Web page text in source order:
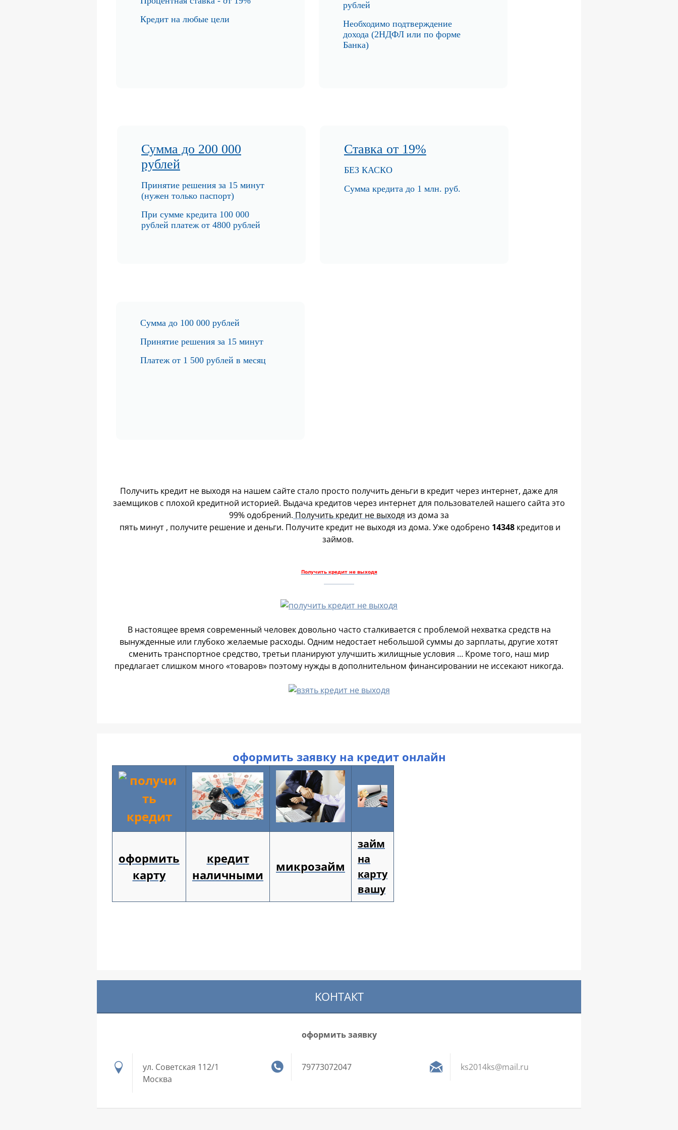
Кредит на любые цели
рублей
Необходимо подтверждение
дохода (2НДФЛ или по форме
Банка)
Сумма до 200 000
рублей
Принятие решения за 15 минут
(нужен только паспорт)
При сумме кредита 100 000
рублей платеж от 4800 рублей
Ставка от 19%
БЕЗ КАСКО
Сумма кредита до 1 млн. руб.
Сумма до 100 000 рублей
Принятие решения за 15 минут
Платеж от1 500 рублей в месяц
Получить кредит не выходя на нашем сайте стало просто получить деньги в кредит через интернет, даже для
заемщиков с плохой кредитной историей. Выдача кредитов через интернет для пользователей нашего сайта это
99% одобрений. Получить кредит не выходя из дома за
пять минут , получите решение и деньги. Получите кредит не выходя из дома. Уже одобрено 14348 кредитов и
займов.
Получить кредит не выходя
В настоящее время современный человек довольно часто сталкивается с проблемой нехватка средств на
вынужденные или глубоко желаемые расходы. Одним недостает небольшой суммы до зарплаты, другие хотят
сменить транспортное средство, третьи планируют улучшить жилищные условия … Кроме того, наш мир
предлагает слишком много «товаров» поэтому нужды в дополнительном финансировании не иссекают никогда.
оформить заявку на кредит онлайн
оформить
карту
кредит
наличными
микрозайм
займ
на
карту
вашу
KOНТАКТ
оформить заявку
ул. Советская 112/1
Москва
79773072047 ks2014ks@mail.ru